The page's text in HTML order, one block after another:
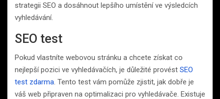
strategii SEO a dosáhnout lepšího umístění ve výsledcích
vyhledávání.
SEO test
Pokud vlastníte webovou stránku a chcete získat co
nejlepší pozici ve vyhledávačích, je důležité provést SEO
test zdarma. Tento test vám pomůže zjistit, jak dobře je
váš web připraven na optimalizaci pro vyhledávače. Existuje